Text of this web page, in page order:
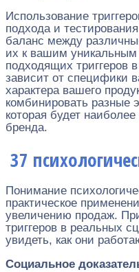
Использование
подхода и
баланс между
их к вашим
подходящих триггеров
зависит от специфики
характера вашего
комбинировать разные
которая будет
бренда.
37
Понимание
практическое
увеличению продаж.
триггеров в реальных
увидеть, как они
Социальное